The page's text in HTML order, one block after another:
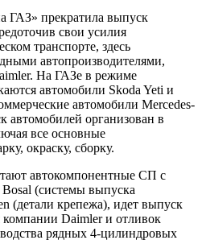
ГАЗ» прекратила выпуск
свои усилия
транспорте, здесь
автопроизводителями,
На ГАЗе в режиме
автомобили Skoda Yeti и
автомобили Mercedes-
автомобилей организован в
все основные
окраску, сборку.
автокомпонентные СП с
(системы выпуска
(детали крепежа), идет выпуск
Daimler и отливок
рядных 4‑цилиндровых